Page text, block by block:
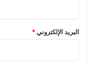
البريد الإلكتروني*